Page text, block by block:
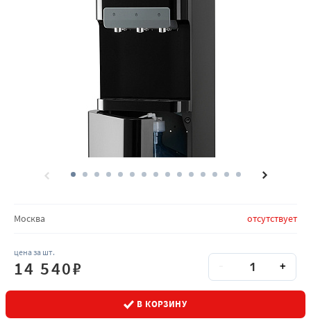
Москва отсутствует
цена за шт.
14 540₽ Количество
Кол-во
+
В КОРЗИНУ